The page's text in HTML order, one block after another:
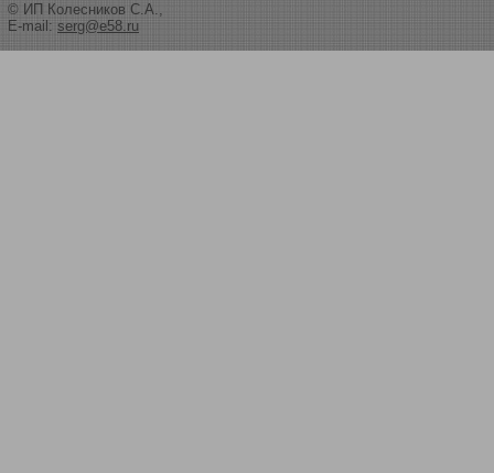
© ИП Колесников С.А.,
E-mail: serg@e58.ru